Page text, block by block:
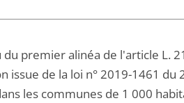
du premier alinéa de l'article L.
issue de la loi n° 2019-1461
les communes de 1 000